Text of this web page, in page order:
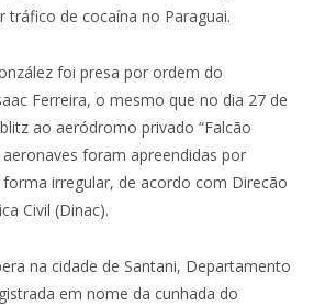
tráfico de cocaína no Paraguai.
foi presa por ordem do
Ferreira, o mesmo que no dia 27 de
ao aeródromo privado “Falcão
foram apreendidas por
irregular, de acordo com Direcão
Civil (Dinac).
na cidade de Santani, Departamento
em nome da cunhada do